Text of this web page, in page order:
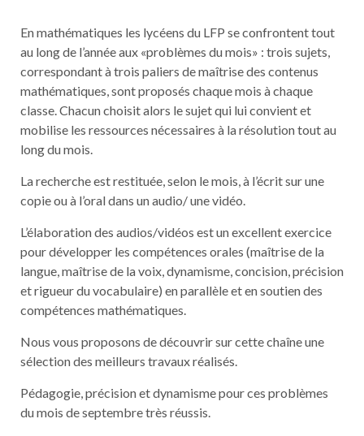
En mathématiques les lycéens du LFP se confrontent tout
au long de l’année aux «problèmes du mois» : trois sujets,
correspondant à trois paliers de maîtrise des contenus
mathématiques, sont proposés chaque mois à chaque
classe. Chacun choisit alors le sujet qui lui convient et
mobilise les ressources nécessaires à la résolution tout au
long du mois.
La recherche est restituée, selon le mois, à l’écrit sur une
copie ou à l’oral dans un audio/ une vidéo.
L’élaboration des audios/vidéos est un excellent exercice
pour développer les compétences orales (maîtrise de la
langue, maîtrise de la voix, dynamisme, concision, précision
et rigueur du vocabulaire) en parallèle et en soutien des
compétences mathématiques.
Nous vous proposons de découvrir sur cette chaîne une
sélection des meilleurs travaux réalisés.
Pédagogie, précision et dynamisme pour ces problèmes
du mois de septembre très réussis.